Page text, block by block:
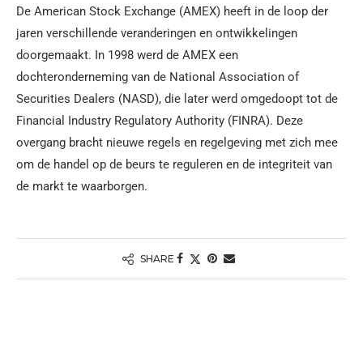
De American Stock Exchange (AMEX) heeft in de loop der
jaren verschillende veranderingen en ontwikkelingen
doorgemaakt. In 1998 werd de AMEX een
dochteronderneming van de National Association of
Securities Dealers (NASD), die later werd omgedoopt tot de
Financial Industry Regulatory Authority (FINRA). Deze
overgang bracht nieuwe regels en regelgeving met zich mee
om de handel op de beurs te reguleren en de integriteit van
de markt te waarborgen.
SHARE